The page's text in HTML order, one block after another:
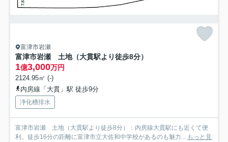
富津市岩瀬
富津市岩瀬 土地（大貫駅より徒歩8分）
1億3,000万円
2124.95㎡ (-)
内房線「大貫」駅 徒歩9分
浄化槽排水
富津市岩瀬 土地（大貫駅より徒歩8分）：内房線大貫駅にも近くて便
利。徒歩16分の距離に富津市立大佐和中学校があるのも魅力... もっと見